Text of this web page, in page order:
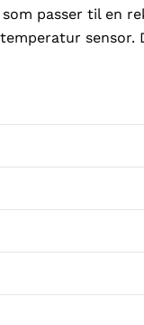
passer til en